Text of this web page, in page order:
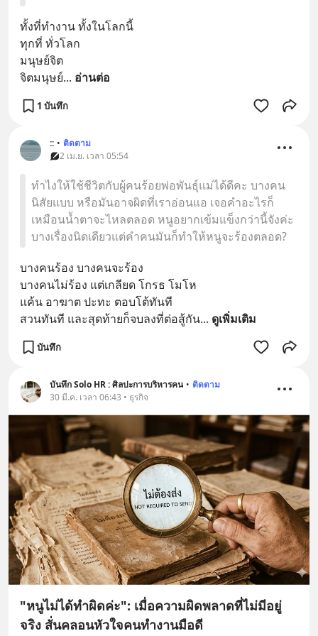
ทั้งที่ทำงาน ทั้งในโลกนี้
ทุกที่ ทั่วโลก
มนุษย์จิต
จิตมนุษย์... อ่านต่อ
1 บันทึก
:: • ติดตาม
2 เม.ย. เวลา 05:54
ทำไงให้ใช้ชีวิตกับผู้คนร้อยพ่อพันธุ์แม่ได้ดีคะ บางคน
นิสัยแบบ หรือมันอาจผิดที่เราอ่อนแอ เจอคำอะไรก็
เหมือนน้ำตาจะไหลตลอด หนูอยากเข้มแข็งกว่านี้จังค่ะ
บางเรื่องนิดเดียวแต่คำคนมันก็ทำให้หนูจะร้องตลอด?
บางคนร้อง บางคนจะร้อง
บางคนไม่ร้อง แต่เกลียด โกรธ โมโห
แค้น อาฆาต ปะทะ ตอบโต้ทันที
สวนทันที และสุดท้ายก็จบลงที่ต่อสู้กัน... ดูเพิ่มเติม
บันทึก
บันทึก Solo HR : ศิลปะการบริหารคน • ติดตาม
30 มี.ค. เวลา 06:43 • ธุรกิจ
"หนูไม่ได้ทำผิดค่ะ": เมื่อความผิดพลาดที่ไม่มีอยู่
จริง สั่นคลอนหัวใจคนทำงานมือดี